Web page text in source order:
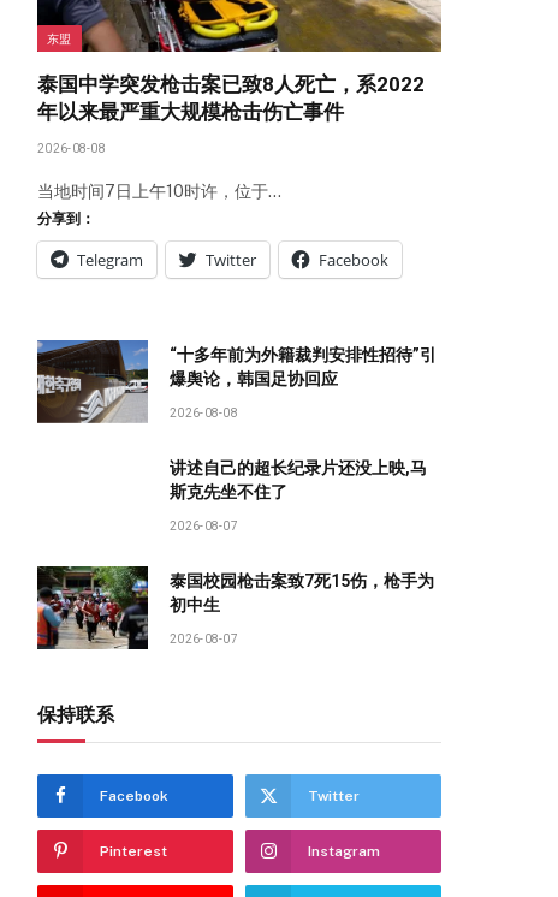
东盟
泰国中学突发枪击案已致8人死亡，系2022
年以来最严重大规模枪击伤亡事件
2026-08-08
当地时间7日上午10时许，位于…
分享到：
Telegram Twitter Facebook
“十多年前为外籍裁判安排性招待”引
爆舆论，韩国足协回应
2026-08-08
讲述自己的超长纪录片还没上映,马
斯克先坐不住了
2026-08-07
泰国校园枪击案致7死15伤，枪手为
初中生
2026-08-07
保持联系
Facebook Twitter
Pinterest Instagram